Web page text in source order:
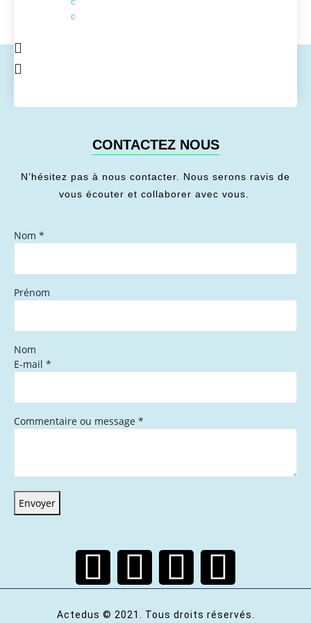
de l'énergie
CONTACTEZ NOUS
N’hésitez pas à nous contacter. Nous serons ravis de
vous écouter et collaborer avec vous.
Nom *
Prénom
Nom
E-mail *
Commentaire ou message *
Envoyer
Actedus © 2021. Tous droits réservés.